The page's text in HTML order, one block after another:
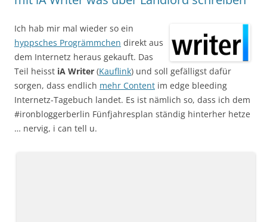
Ich hab mir mal wieder so ein
hyppsches Progrämmchen direkt aus
dem Internetz heraus gekauft. Das
Teil heisst iA Writer (Kauflink) und soll gefälligst dafür
sorgen, dass endlich mehr Content im edge bleeding
Internetz-Tagebuch landet. Es ist nämlich so, dass ich dem
#ironbloggerberlin Fünfjahresplan ständig hinterher hetze
… nervig, i can tell u.